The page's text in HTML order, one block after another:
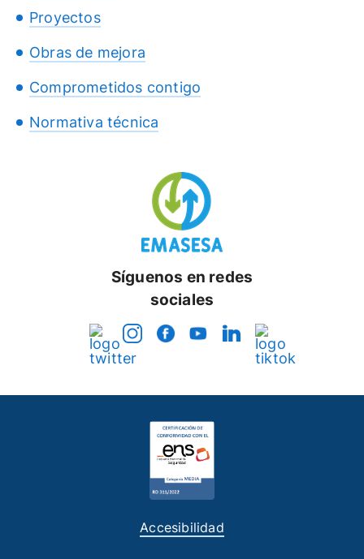
Proyectos
Obras de mejora
Comprometidos contigo
Normativa técnica
Síguenos en redes
sociales
Accesibilidad